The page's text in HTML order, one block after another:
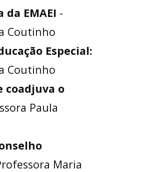
da EMAEI -
Coutinho
Especial:
Coutinho
coadjuva o
Paula
Maria